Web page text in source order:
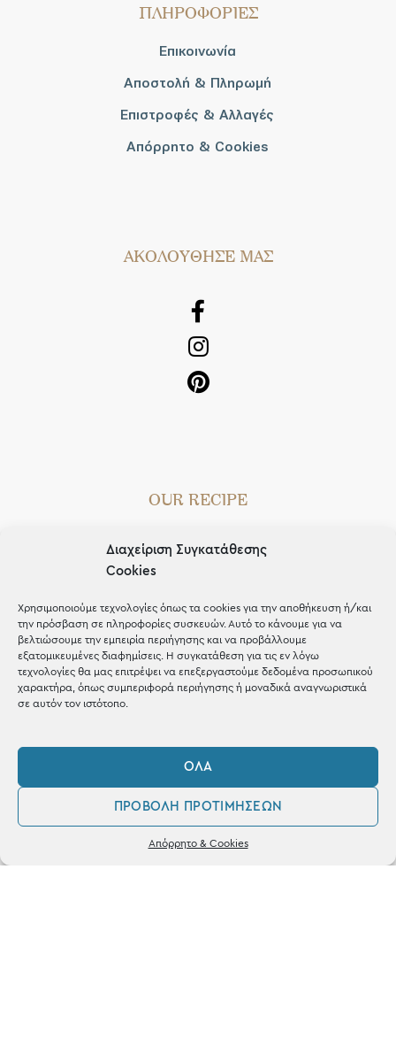
Διαχείριση Συγκατάθεσης
Cookies
Χρησιμοποιούμε τεχνολογίες όπως τα cookies για την αποθήκευση ή/και
την πρόσβαση σε πληροφορίες συσκευών. Αυτό το κάνουμε για να
βελτιώσουμε την εμπειρία περιήγησης και να προβάλλουμε
εξατομικευμένες διαφημίσεις. Η συγκατάθεση για τις εν λόγω
τεχνολογίες θα μας επιτρέψει να επεξεργαστούμε δεδομένα προσωπικού
χαρακτήρα, όπως συμπεριφορά περιήγησης ή μοναδικά αναγνωριστικά
σε αυτόν τον ιστότοπο.
ΌΛΑ
ΠΡΟΒΟΛΉ ΠΡΟΤΙΜΉΣΕΩΝ
Απόρρητο & Cookies
ΠΛΗΡΟΦΟΡΙΕΣ
Επικοινωνία
Αποστολή & Πληρωμή
Επιστροφές & Αλλαγές
Απόρρητο & Cookies
AΚΟΛΟΥΘΗΣΕ ΜΑΣ
OUR RECIPE
Blog
Shop the look
ΚΑΤΑΣΤΗΜΑ
2421 217300
Δευ / Τετ / Σαβ: 09:00 - 15:00
0